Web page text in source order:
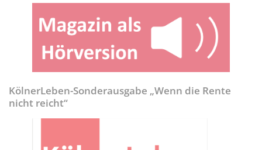
KölnerLeben-Sonderausgabe „Wenn die Rente
nicht reicht“